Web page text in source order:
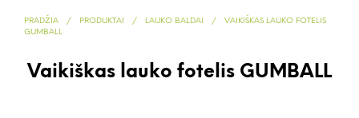
PRADŽIA / PRODUKTAI / LAUKO BALDAI /
VAIKIŠKAS LAUKO FOTELIS
GUMBALL
Vaikiškas lauko fotelis GUMBALL